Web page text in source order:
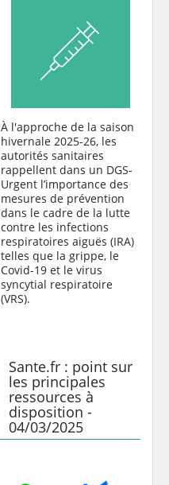
À l'approche de la saison
hivernale 2025-26, les
autorités sanitaires
rappellent dans un DGS-
Urgent l’importance des
mesures de prévention
dans le cadre de la lutte
contre les infections
respiratoires aiguës (IRA)
telles que la grippe, le
Covid-19 et le virus
syncytial respiratoire
(VRS).
Sante.fr : point sur
les principales
ressources à
disposition -
04/03/2025